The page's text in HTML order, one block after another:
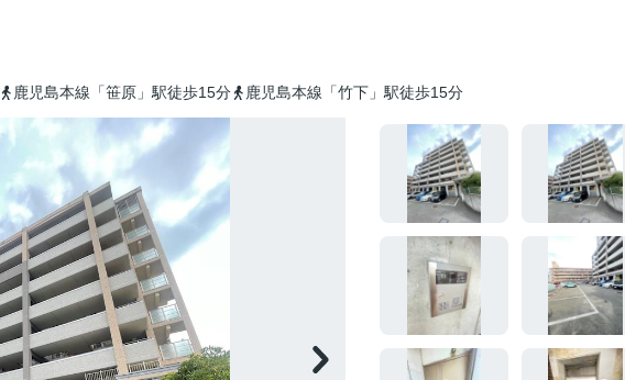
鹿児島本線「笹原」駅徒歩15分 鹿児島本線「竹下」駅徒歩15分